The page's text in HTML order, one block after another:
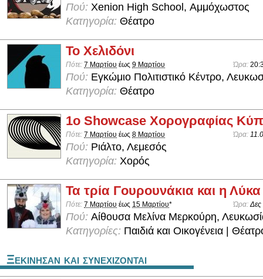
Πού: Xenion High School, Αμμόχωστος
Κατηγορία: Θέατρο
Το Χελιδόνι
Πότε: 7 Μαρτίου έως 9 Μαρτίου Ώρα:
Πού: Εγκώμιο Πολιτιστικό Κέντρο,
Κατηγορία: Θέατρο
1o Showcase Χορογραφίας
Πότε: 7 Μαρτίου έως 8 Μαρτίου Ώρα:
Πού: Ριάλτο, Λεμεσός
Κατηγορία: Χορός
Τα τρία Γουρουνάκια και η
Πότε: 7 Μαρτίου έως 15 Μαρτίου* Ώρα:Δες
Πού: Aίθουσα Μελίνα Μερκούρη,
Κατηγορίες: Παιδιά και Οικογένεια |
Ξεκινησαν και συνεχιζονται